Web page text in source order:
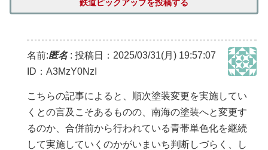
鉄道ピックアップを投稿する
名前:匿名: 投稿日：2025/03/31(月) 19:57:07
ID：A3MzY0NzI
こちらの記事によると、順次塗装変更を実施してい
くとの言及こそあるものの、南海の塗装へと変更す
るのか、合併前から行われている青帯単色化を継続
して実施していくのかがいまいち判断しづらく、し